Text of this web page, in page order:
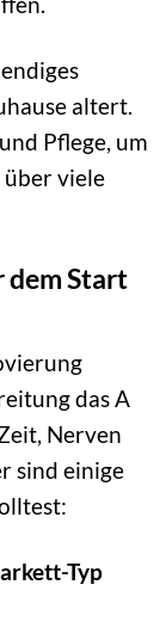
altert.
Pflege, um
viele
dem Start
das A
Nerven
sind einige
Typ